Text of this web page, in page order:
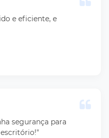
e eficiente, e
segurança para